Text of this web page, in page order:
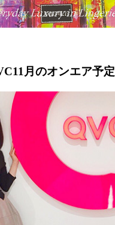
月のオンエア予定